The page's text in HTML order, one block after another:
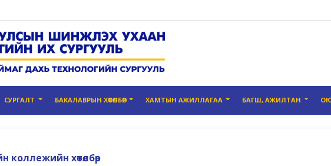
СУРГАЛТ БАКАЛАВРЫН ХӨТӨЛБӨР ХАМТЫН АЖИЛЛАГАА БАГШ, АЖИЛТАН
коллежийн хөтөлбөр